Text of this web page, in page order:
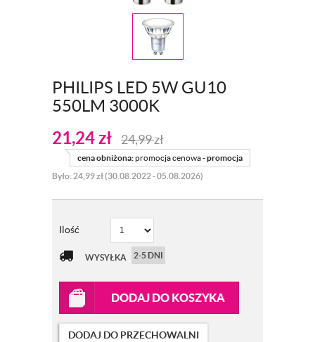
PHILIPS LED 5W GU10
550LM 3000K
21,24zł 24,99zł
cena obniżona:promocja cenowa -promocja
Było: 24,99 zł (30.08.2022 - 05.08.2026)
Ilość
WYSYŁKA 2-5 DNI
DODAJ DO KOSZYKA
DODAJ DO PRZECHOWALNI